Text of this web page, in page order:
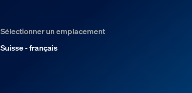
Sélectionner un emplacement
Suisse - français